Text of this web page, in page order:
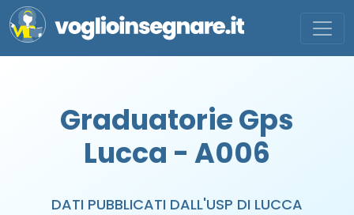
Graduatorie Gps
Lucca - A006
DATI PUBBLICATI DALL'USP DI LUCCA